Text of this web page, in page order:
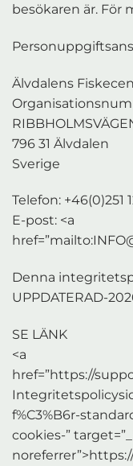
besökaren är. För
Älvdalens
796 31 Älvdalen
Sverige
Telefon: +46(0)251
E-post: <a
Denna
UPPDATERAD-
SE LÄNK
<a
href=”https://
f%C3%B6r-
cookies-”